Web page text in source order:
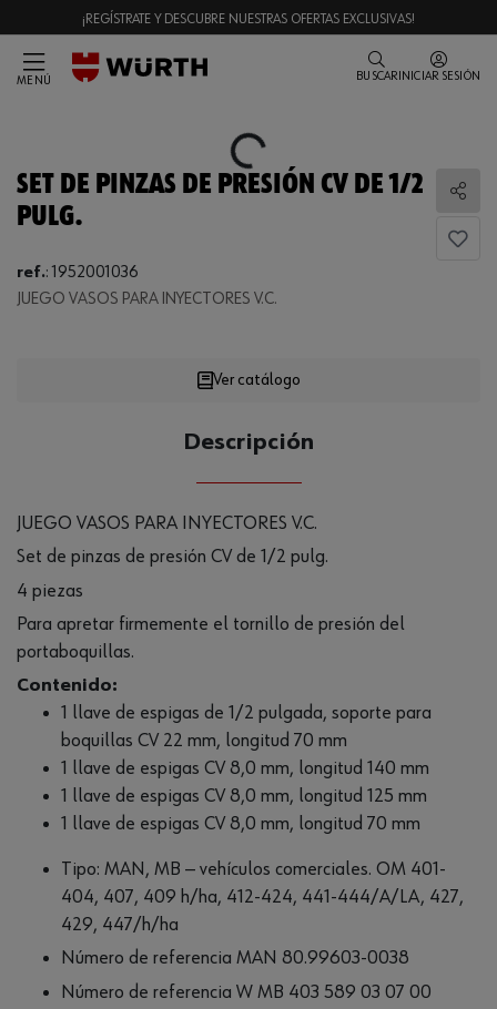
¡REGÍSTRATE Y DESCUBRE NUESTRAS OFERTAS EXCLUSIVAS!
MENÚ BUSCAR INICIAR SESIÓN
Loading...
SET DE PINZAS DE PRESIÓN CV DE 1/2
PULG.
ref.:1952001036
JUEGO VASOS PARA INYECTORES V.C.
Loading...
Ver catálogo
Descripción
JUEGO VASOS PARA INYECTORES V.C.
Set de pinzas de presión CV de 1/2 pulg.
4 piezas
Para apretar firmemente el tornillo de presión del
portaboquillas.
Contenido:
1 llave de espigas de 1/2 pulgada, soporte para
boquillas CV 22 mm, longitud 70 mm
1 llave de espigas CV 8,0 mm, longitud 140 mm
1 llave de espigas CV 8,0 mm, longitud 125 mm
1 llave de espigas CV 8,0 mm, longitud 70 mm
Tipo: MAN, MB — vehículos comerciales. OM 401-
404, 407, 409 h/ha, 412-424, 441-444/A/LA, 427,
429, 447/h/ha
Número de referencia MAN 80.99603-0038
Número de referencia W MB 403 589 03 07 00